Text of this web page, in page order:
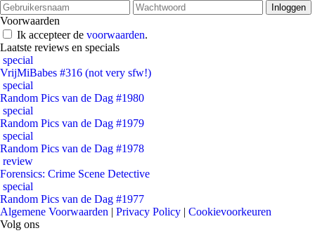
Voorwaarden
Ik accepteer de voorwaarden.
Laatste reviews en specials
special
VrijMiBabes #316 (not very sfw!)
special
Random Pics van de Dag #1980
special
Random Pics van de Dag #1979
special
Random Pics van de Dag #1978
review
Forensics: Crime Scene Detective
special
Random Pics van de Dag #1977
Algemene Voorwaarden | Privacy Policy | Cookievoorkeuren
Volg ons